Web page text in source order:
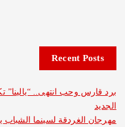
Recent
انتهى.. “يالينا” تكشف الوجه
لسينما الشباب يطلق